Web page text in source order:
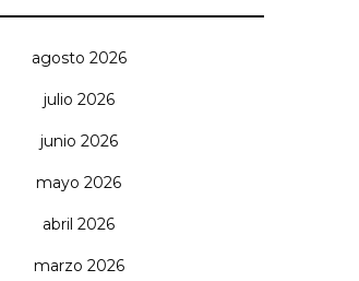
agosto 2026
julio 2026
junio 2026
mayo 2026
abril 2026
marzo 2026